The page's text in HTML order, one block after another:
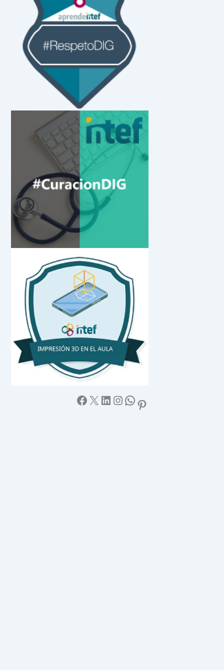
Facebook X LinkedIn Instagram WhatsApp Pinterest